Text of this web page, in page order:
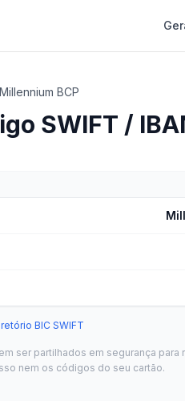
Millennium BCP
SWIFT /
BIC SWIFT
ser partilhados em segurança para
nem os códigos do seu cartão.